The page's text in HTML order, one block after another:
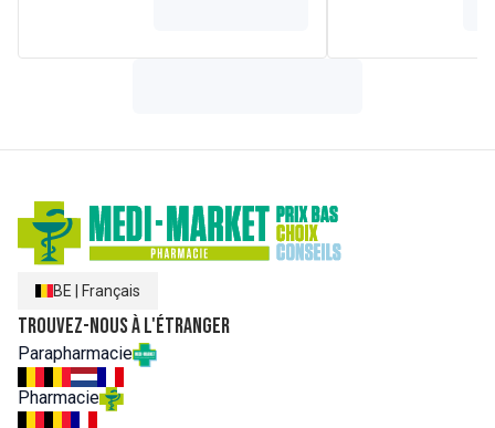
BE Français
Trouvez-nous à l'étranger
Parapharmacie
Pharmacie